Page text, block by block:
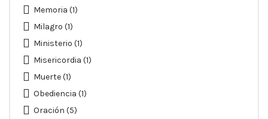
Memoria (1)
Milagro (1)
Ministerio (1)
Misericordia (1)
Muerte(1)
Obediencia (1)
Oración (5)